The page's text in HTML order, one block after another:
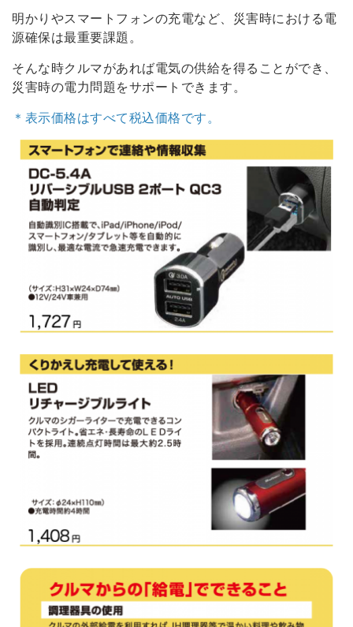
明かりやスマートフォンの充電など、災害時における電
源確保は最重要課題。
そんな時クルマがあれば電気の供給を得ることができ、
災害時の電力問題をサポートできます。
＊表示価格はすべて税込価格です。